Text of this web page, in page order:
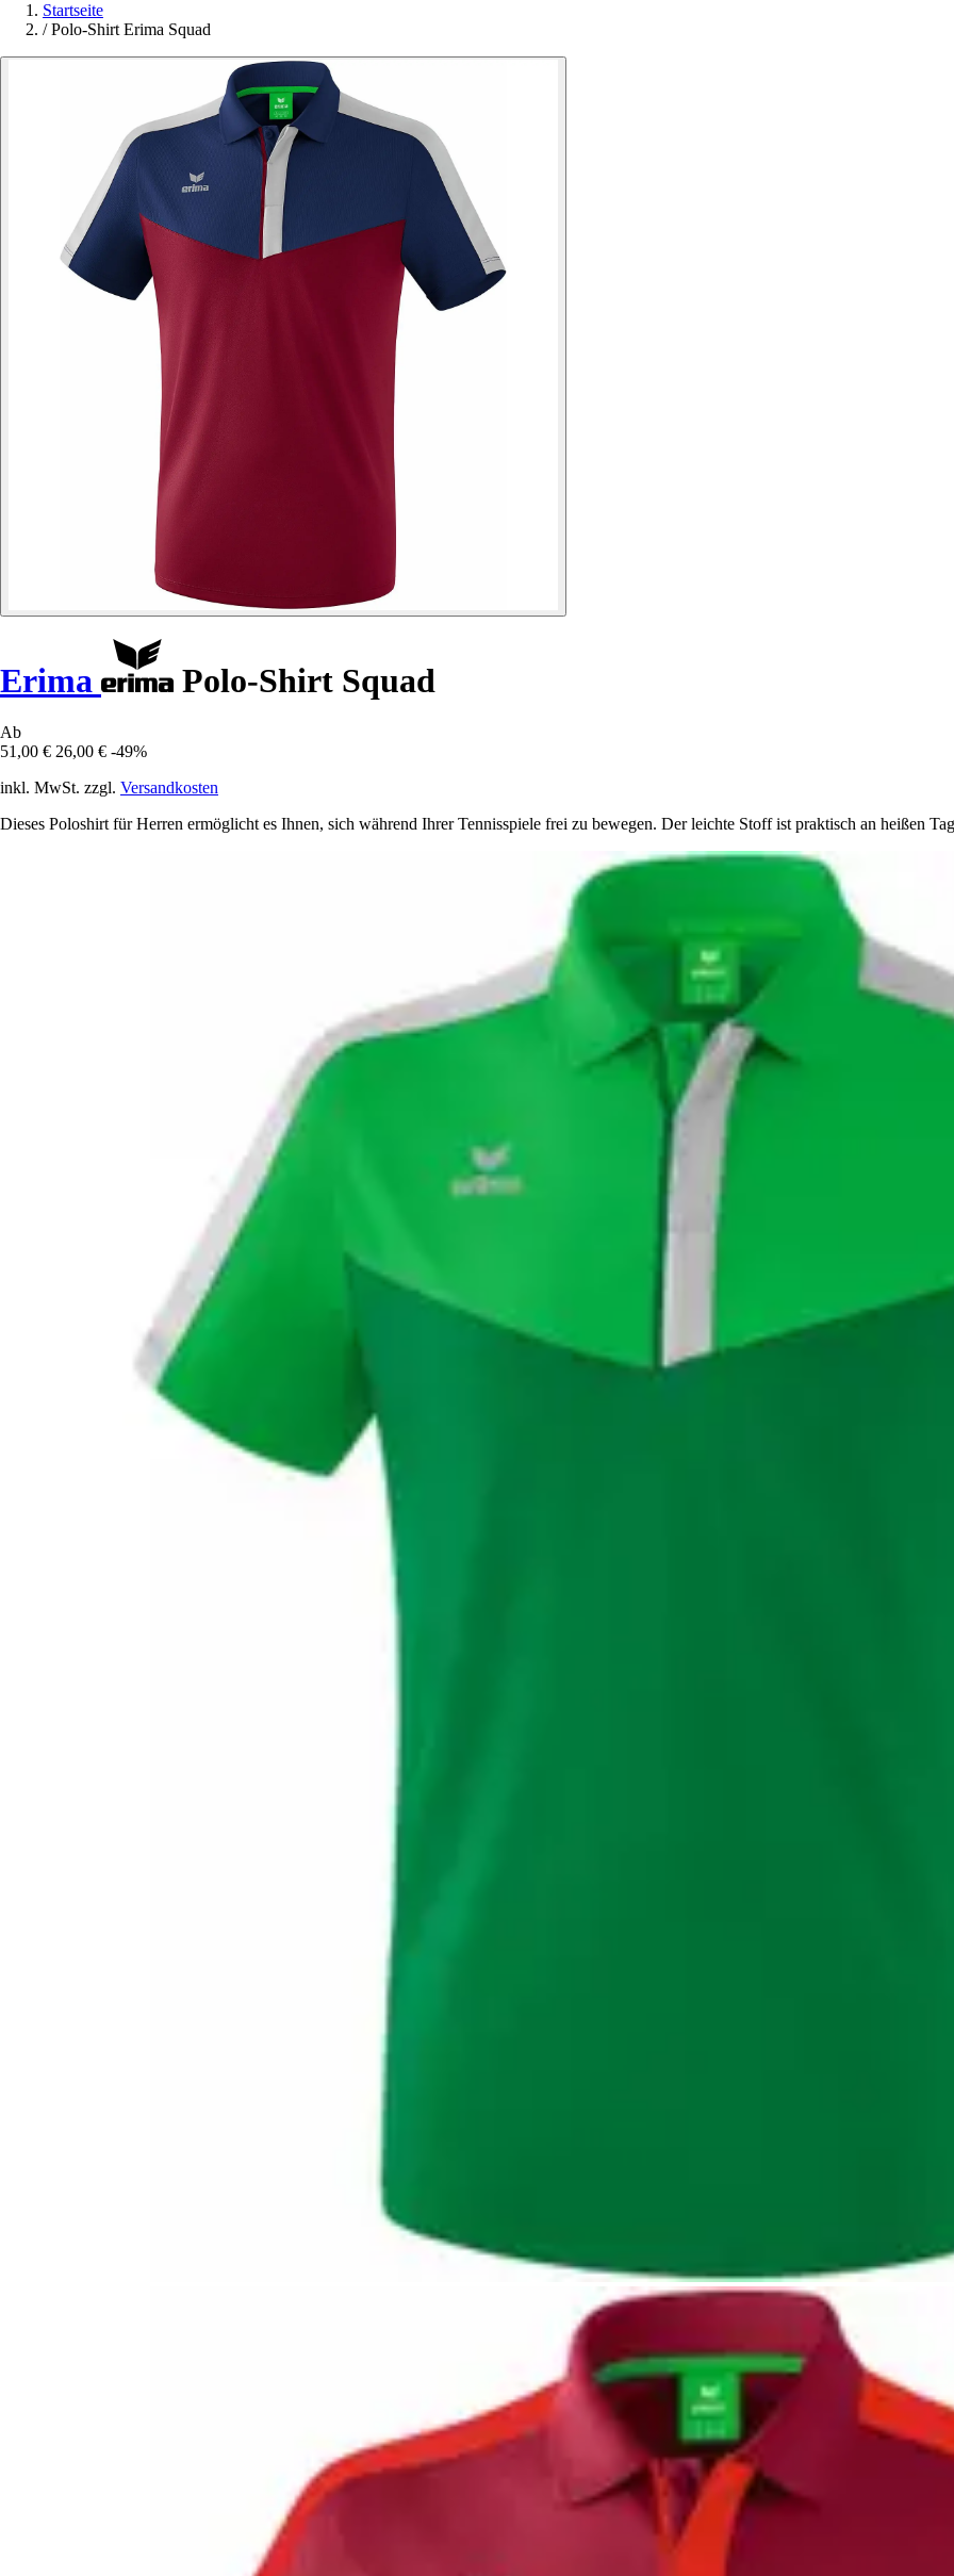
Startseite
/ Polo-Shirt Erima Squad
Erima Polo-Shirt Squad
Ab
51,00 € 26,00 € -49%
inkl. MwSt. zzgl. Versandkosten
Dieses Poloshirt für Herren ermöglicht es Ihnen, sich während Ihrer Tennisspiele frei zu bewegen. Der leichte Stoff ist praktisch an heißen